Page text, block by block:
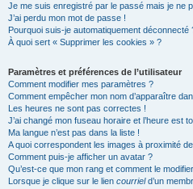
Je me suis enregistré par le passé mais je ne
J’ai perdu mon mot de passe !
Pourquoi suis-je automatiquement déconnecté
À quoi sert « Supprimer les cookies » ?
Paramètres et préférences de l’utilisateur
Comment modifier mes paramètres ?
Comment empêcher mon nom d’apparaître
Les heures ne sont pas correctes !
J’ai changé mon fuseau horaire et l’heure est
Ma langue n’est pas dans la liste !
A quoi correspondent les images à proximité
Comment puis-je afficher un avatar ?
Qu’est-ce que mon rang et comment le
Lorsque je clique sur le lien courrield’un